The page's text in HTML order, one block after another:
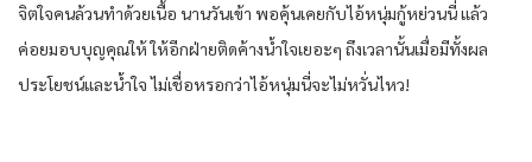
จิตใจ​คน​ล้วน​ทำ​ด้วย​เนื้อ​ นาน​วัน​เข้า​ พอ​คุ้นเคย​กับ​ไอ้​หนุ่ม​กู้​หย่วน​นี่​ แล้ว​
ค่อย​มอบ​บุญคุณ​ให้​ ให้​อีก​ฝ่าย​ติดค้าง​น้ำใจ​เยอะ​ๆ ถึงเวลา​นั้น​เมื่อ​มีทั้ง​ผล
ประโยชน์​และ​น้ำใจ​ ไม่เชื่อ​หรอ​กว่า​ไอ้​หนุ่ม​นี่​จะไม่หวั่นไหว​!